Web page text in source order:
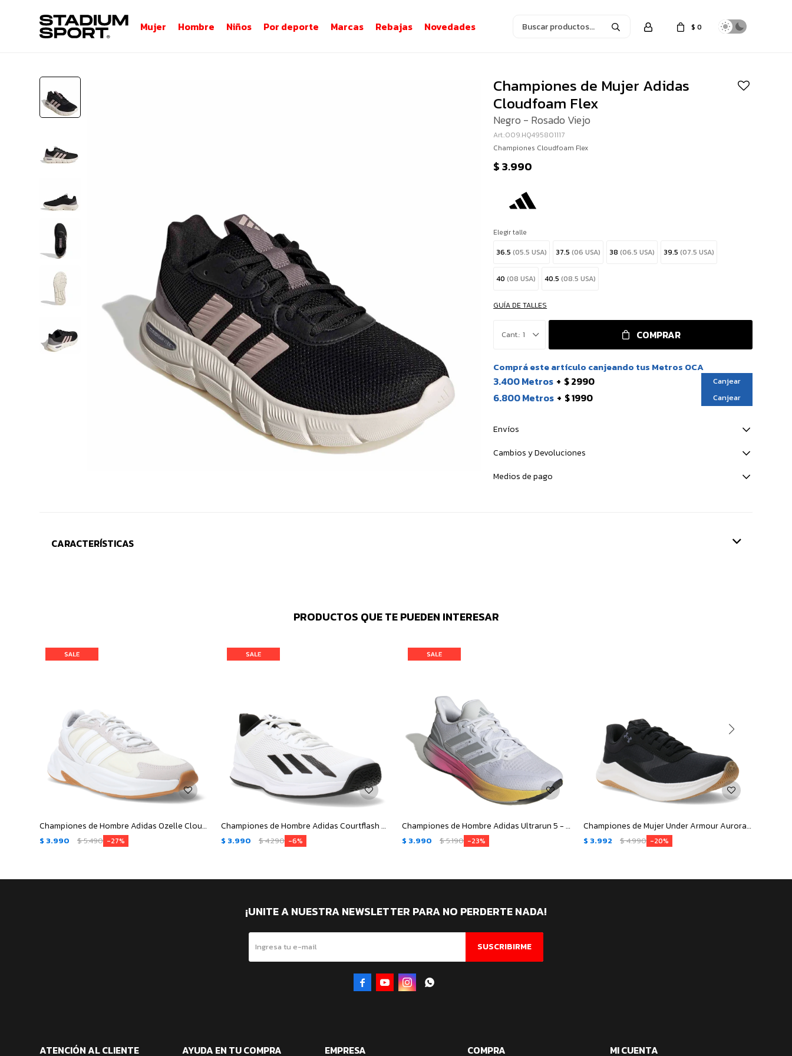
Mujer Hombre Niños Por deporte Marcas Rebajas Novedades $ 0
Championes de Mujer Adidas
Cloudfoam Flex
Negro - Rosado Viejo
009.HQ495801117
Championes Cloudfoam Flex
$3.990
Elegir talle
36.5(05.5 USA) 37.5(06 USA) 38(06.5 USA) 39.5(07.5 USA)
40(08 USA) 40.5(08.5 USA)
GUÍA DE TALLES
1 COMPRAR
Comprá este artículo canjeando tus Metros OCA
3.400 Metros $ 2990 Canjear
6.800 Metros $ 1990 Canjear
Envíos
Cambios y Devoluciones
Medios de pago
CARACTERÍSTICAS
PRODUCTOS QUE TE PUEDEN INTERESAR
Championes de Hombre Adidas Ozelle Cloudfoam - Blanco - Gris
$ 3.990 $5.490 27
Championes de Hombre Adidas Courtflash Speed - Blanco - Negro
$ 3.990 $4.290 6
Championes de Hombre Adidas Ultrarun 5 - Blanco - Gris
$ 3.990 $5.190 23
Championes de Mujer Under Armour Aurora 3 - Negro
$ 3.992 $4.990 20
ATENCIÓN AL CLIENTE AYUDA EN TU COMPRA EMPRESA COMPRA MI CUENTA
¡UNITE A NUESTRA NEWSLETTER PARA NO PERDERTE NADA!
SUSCRIBIRME
   